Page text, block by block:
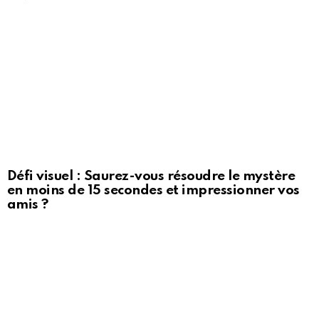
Défi visuel : Saurez-vous résoudre le mystère
en moins de 15 secondes et impressionner vos
amis ?